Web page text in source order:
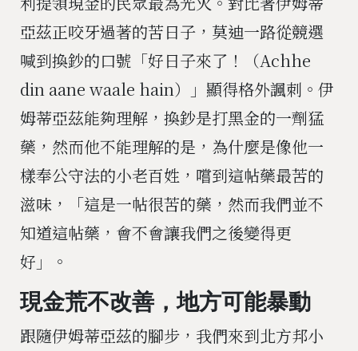
亞茲正咬牙過著的苦日子，莫迪一路從競選
喊到換鈔的口號「好日子來了！（Achhe
din aane waale hain）」顯得格外諷刺。伊
姆蒂亞茲能夠理解，換鈔是打黑金的一劑猛
藥，然而他不能理解的是，為什麼是像他一
樣奉公守法的小老百姓，嚐到這帖藥最苦的
滋味，「這是一帖很苦的藥，然而我們並不
知道這帖藥，會不會讓我們之後變得更
好」。
現金荒不改善，地方可能暴動
跟隨伊姆蒂亞茲的腳步，我們來到北方邦小